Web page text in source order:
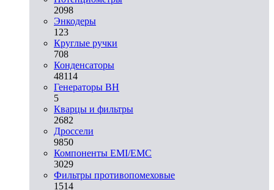
2098
Энкодеры
123
Круглые ручки
708
Конденсаторы
48114
Генераторы ВН
5
Кварцы и фильтры
2682
Дроссели
9850
Компоненты EMI/EMC
3029
Фильтры противопомеховые
1514